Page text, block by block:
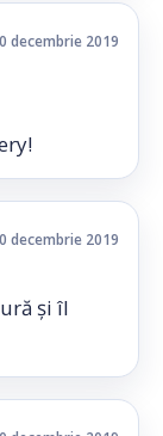
decembrie 2019
decembrie 2019
și îl